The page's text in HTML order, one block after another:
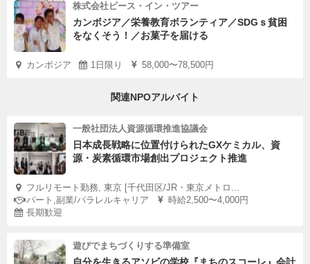
株式会社ピース・イン・ツアー
カンボジア／栄養教育ボランティア／SDGｓ貧困
をなくそう！／お菓子を届ける
カンボジア 1日限り 58,000〜78,500円
関連NPOアルバイト
一般社団法人資源循環推進協議会
日本成長戦略に位置付けられたGXケミカル、資
源・炭素循環市場創出プロジェクト推進
フルリモート勤務, 東京 [千代田区/JR・東京メトロ...
パート,副業/パラレルキャリア
時給2,500〜4,000円
長期歓迎
遊びでまちづくりする準備室